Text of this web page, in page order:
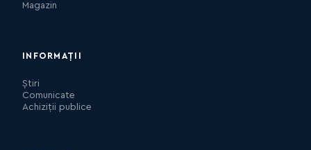
Magazin
INFORMAȚII
Știri
Comunicate
Achiziții publice